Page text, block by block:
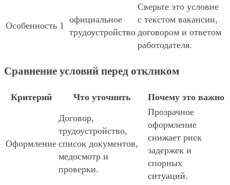
Особенность 1
официальное
трудоустройство
Сверьте это условие
с текстом вакансии,
договором и ответом
работодателя.
Сравнение условий перед откликом
Критерий Что уточнить Почему это важно
Оформление
Договор,
трудоустройство,
список документов,
медосмотр и
проверки.
Прозрачное
оформление
снижает риск
задержек и
спорных
ситуаций.